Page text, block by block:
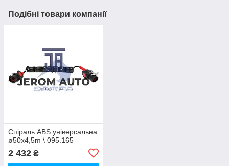
Подібні товари компанії
Спіраль ABS універсальна
ø50x4,5m \ 095.165
2 432 ₴